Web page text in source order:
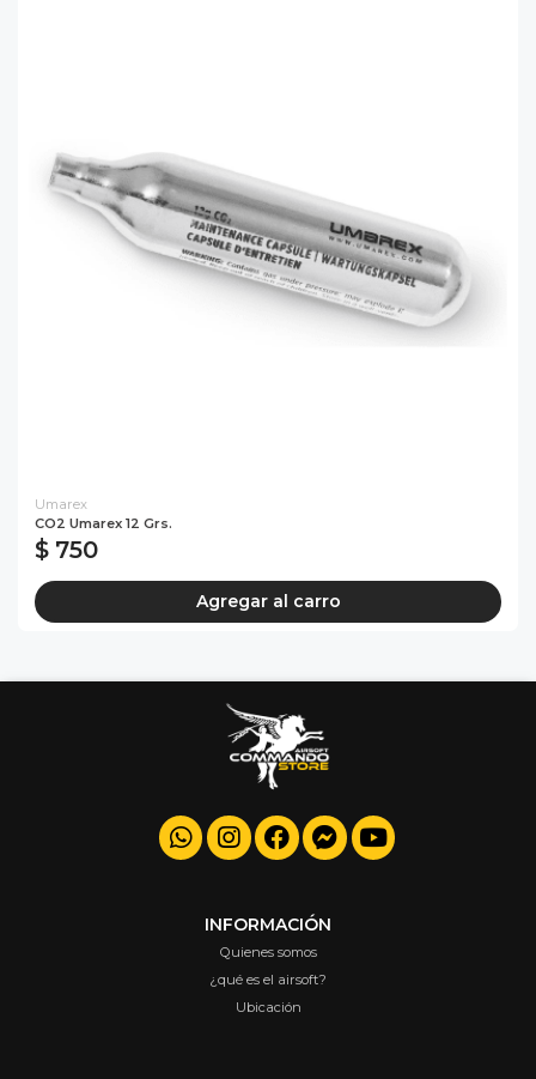
Umarex
CO2 Umarex 12 Grs.
$ 750
Agregar al carro
INFORMACIÓN
Quienes somos
¿qué es el airsoft?
Ubicación